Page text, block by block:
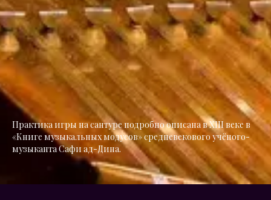
Практика игры на сантуре подробно описана в XIII веке в
«Книге музыкальных модусов» средневекового учёного-
музыканта Сафи ад-Дина.